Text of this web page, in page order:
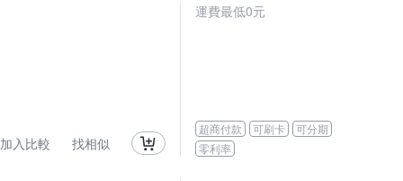
加入比較 找相似
運費最低0元
超商付款 可刷卡
可分期
零利率